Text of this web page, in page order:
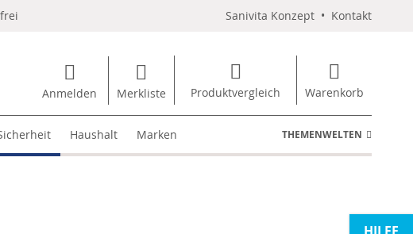
Sanivita Konzept • Kontakt
Anmelden Merkliste Produktvergleich Warenkorb
Haushalt Marken THEMENWELTEN